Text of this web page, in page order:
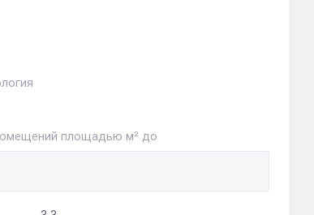
площадью м² до